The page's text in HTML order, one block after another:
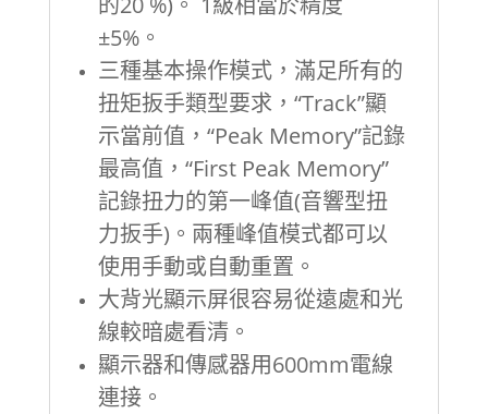
±5%。
三種基本操作模式，滿足所有的
扭矩扳手類型要求，“Track”顯
示當前值，“Peak Memory”記錄
最高值，“First Peak Memory”
記錄扭力的第一峰值(音響型扭
力扳手)。兩種峰值模式都可以
使用手動或自動重置。
大背光顯示屏很容易從遠處和光
線較暗處看清。
顯示器和傳感器用600mm電線
連接。